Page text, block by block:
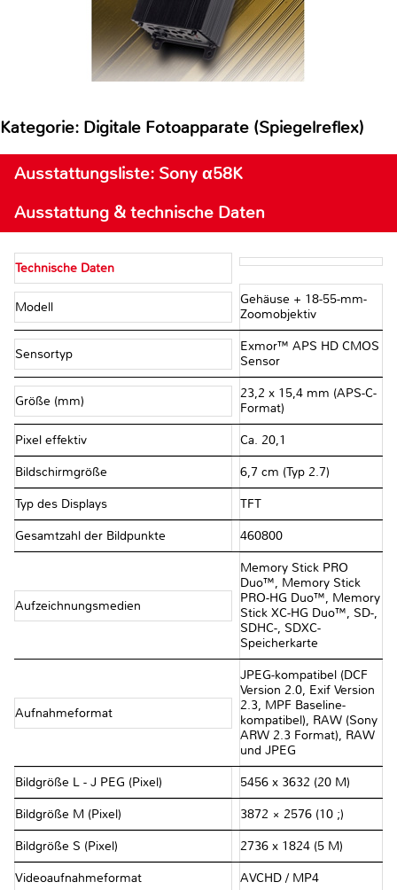
Kategorie: Digitale Fotoapparate (Spiegelreflex)
Ausstattungsliste: Sony α58K
Ausstattung & technische Daten
Technische Daten
Modell
Gehäuse + 18-55-mm-
Zoomobjektiv
Sensortyp
Exmor™ APS HD CMOS
Sensor
Größe (mm)
23,2 x 15,4 mm (APS-C-
Format)
Pixel effektiv Ca. 20,1
Bildschirmgröße 6,7 cm (Typ 2.7)
Typ des Displays TFT
Gesamtzahl der Bildpunkte 460800
Aufzeichnungsmedien
Memory Stick PRO
Duo™, Memory Stick
PRO-HG Duo™, Memory
Stick XC-HG Duo™, SD-,
SDHC-, SDXC-
Speicherkarte
Aufnahmeformat
JPEG-kompatibel (DCF
Version 2.0, Exif Version
2.3, MPF Baseline-
kompatibel), RAW (Sony
ARW 2.3 Format), RAW
und JPEG
Bildgröße L - J PEG (Pixel) 5456 x 3632 (20 M)
Bildgröße M (Pixel) 3872 × 2576 (10 ;)
Bildgröße S (Pixel) 2736 x 1824 (5 M)
Videoaufnahmeformat AVCHD / MP4